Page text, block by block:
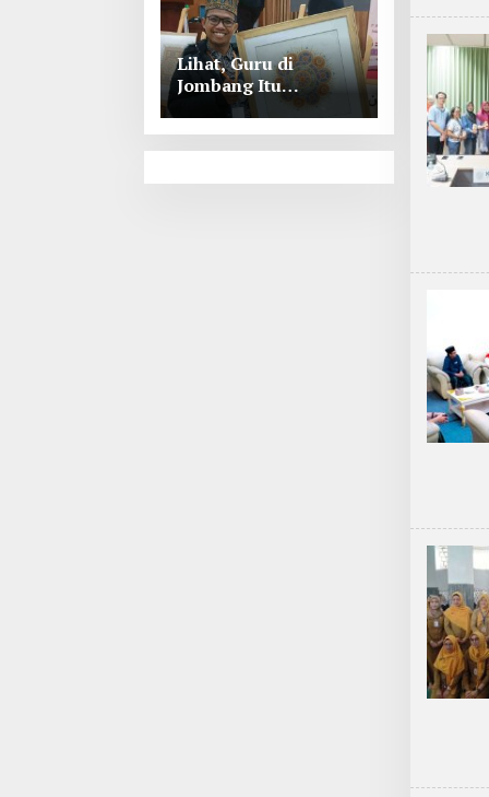
Lihat, Guru di
Jombang Itu
Menunjukkan Hasil
Prestasinya di
Kancah